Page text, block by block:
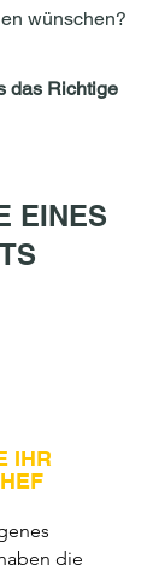
wünschen?
das Richtige
EINES
IHR
die